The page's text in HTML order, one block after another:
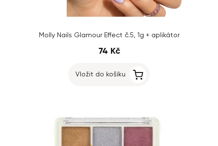
Molly Nails Glamour Effect č.5, 1g + aplikátor
74 Kč
Vložit do košíku